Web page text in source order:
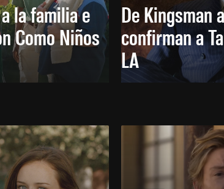
la familia e
Como Niños
De Kingsman
confirman a
LA